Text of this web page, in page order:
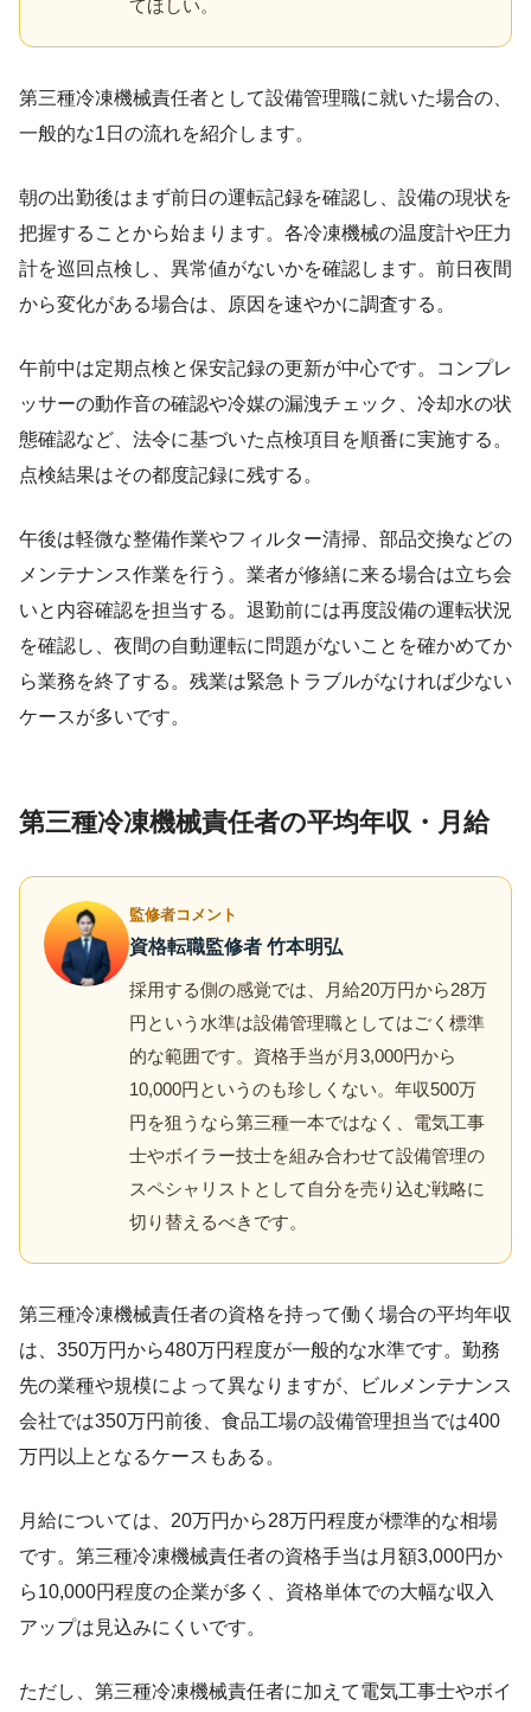
てほしい。
第三種冷凍機械責任者として設備管理職に就いた場合の、
一般的な1日の流れを紹介します。
朝の出勤後はまず前日の運転記録を確認し、設備の現状を
把握することから始まります。各冷凍機械の温度計や圧力
計を巡回点検し、異常値がないかを確認します。前日夜間
から変化がある場合は、原因を速やかに調査する。
午前中は定期点検と保安記録の更新が中心です。コンプレ
ッサーの動作音の確認や冷媒の漏洩チェック、冷却水の状
態確認など、法令に基づいた点検項目を順番に実施する。
点検結果はその都度記録に残する。
午後は軽微な整備作業やフィルター清掃、部品交換などの
メンテナンス作業を行う。業者が修繕に来る場合は立ち会
いと内容確認を担当する。退勤前には再度設備の運転状況
を確認し、夜間の自動運転に問題がないことを確かめてか
ら業務を終了する。残業は緊急トラブルがなければ少ない
ケースが多いです。
第三種冷凍機械責任者の平均年収・月給
監修者コメント
資格転職監修者 竹本明弘
採用する側の感覚では、月給20万円から28万
円という水準は設備管理職としてはごく標準
的な範囲です。資格手当が月3,000円から
10,000円というのも珍しくない。年収500万
円を狙うなら第三種一本ではなく、電気工事
士やボイラー技士を組み合わせて設備管理の
スペシャリストとして自分を売り込む戦略に
切り替えるべきです。
第三種冷凍機械責任者の資格を持って働く場合の平均年収
は、350万円から480万円程度が一般的な水準です。勤務
先の業種や規模によって異なりますが、ビルメンテナンス
会社では350万円前後、食品工場の設備管理担当では400
万円以上となるケースもある。
月給については、20万円から28万円程度が標準的な相場
です。第三種冷凍機械責任者の資格手当は月額3,000円か
ら10,000円程度の企業が多く、資格単体での大幅な収入
アップは見込みにくいです。
ただし、第三種冷凍機械責任者に加えて電気工事士やボイ